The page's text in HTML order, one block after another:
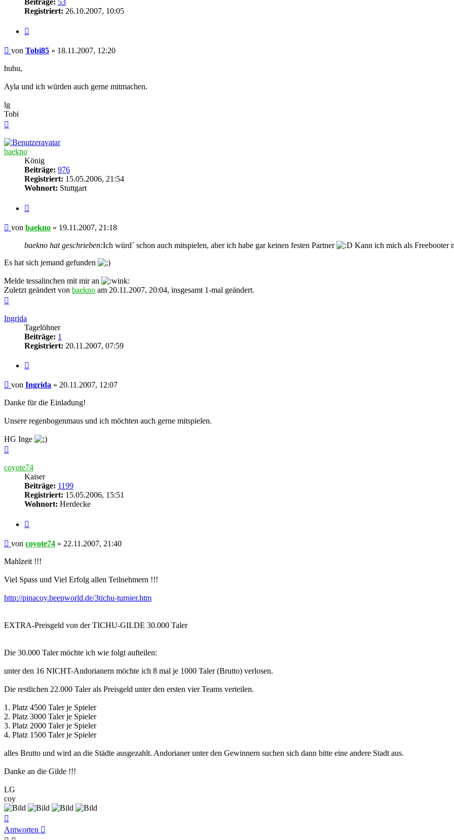
Beiträge: 53
Registriert: 26.10.2007, 10:05
Beitrag
von Tobi85 » 18.11.2007, 12:20
huhu,
Ayla und ich würden auch gerne mitmachen.
lg
Tobi
baekno
König
Beiträge: 976
Registriert: 15.05.2006, 21:54
Wohnort: Stuttgart
Beitrag
von baekno » 19.11.2007, 21:18
baekno hat geschrieben:Ich würd´ schon auch mitspielen, aber ich habe gar keinen festen Partner
Kann ich mich als Freebooter
Es hat sich jemand gefunden
Melde tessalinchen mit mir an
Zuletzt geändert von baekno am 20.11.2007, 20:04, insgesamt 1-mal geändert.
Ingrida
Tagelöhner
Beiträge: 1
Registriert: 20.11.2007, 07:59
Beitrag
von Ingrida » 20.11.2007, 12:07
Danke für die Einladung!
Unsere regenbogenmaus und ich möchten auch gerne mitspielen.
HG Inge
coyote74
Kaiser
Beiträge: 1199
Registriert: 15.05.2006, 15:51
Wohnort: Herdecke
Beitrag
von coyote74 » 22.11.2007, 21:40
Mahlzeit !!!
Viel Spass und Viel Erfolg allen Teilnehmern !!!
http://pinacoy.beepworld.de/3tichu-turnier.htm
EXTRA-Preisgeld von der TICHU-GILDE 30.000 Taler
Die 30.000 Taler möchte ich wie folgt aufteilen:
unter den 16 NICHT-Andorianern möchte ich 8 mal je 1000 Taler (Brutto) verlosen.
Die restlichen 22.000 Taler als Preisgeld unter den ersten vier Teams verteilen.
1. Platz 4500 Taler je Spieler
2. Platz 3000 Taler je Spieler
3. Platz 2000 Taler je Spieler
4. Platz 1500 Taler je Spieler
alles Brutto und wird an die Städte ausgezahlt. Andorianer unter den Gewinnern suchen sich dann bitte eine andere Stadt aus.
Danke an die Gilde !!!
LG
coy
oben
Antworten